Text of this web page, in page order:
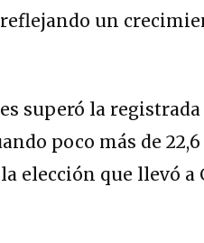
un
superó la registrada
poco más de
elección que llevó a